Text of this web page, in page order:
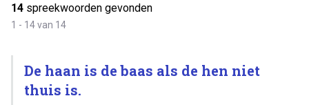
14 spreekwoorden gevonden
1 - 14 van 14
De haan is de baas als de hen niet
thuis is.